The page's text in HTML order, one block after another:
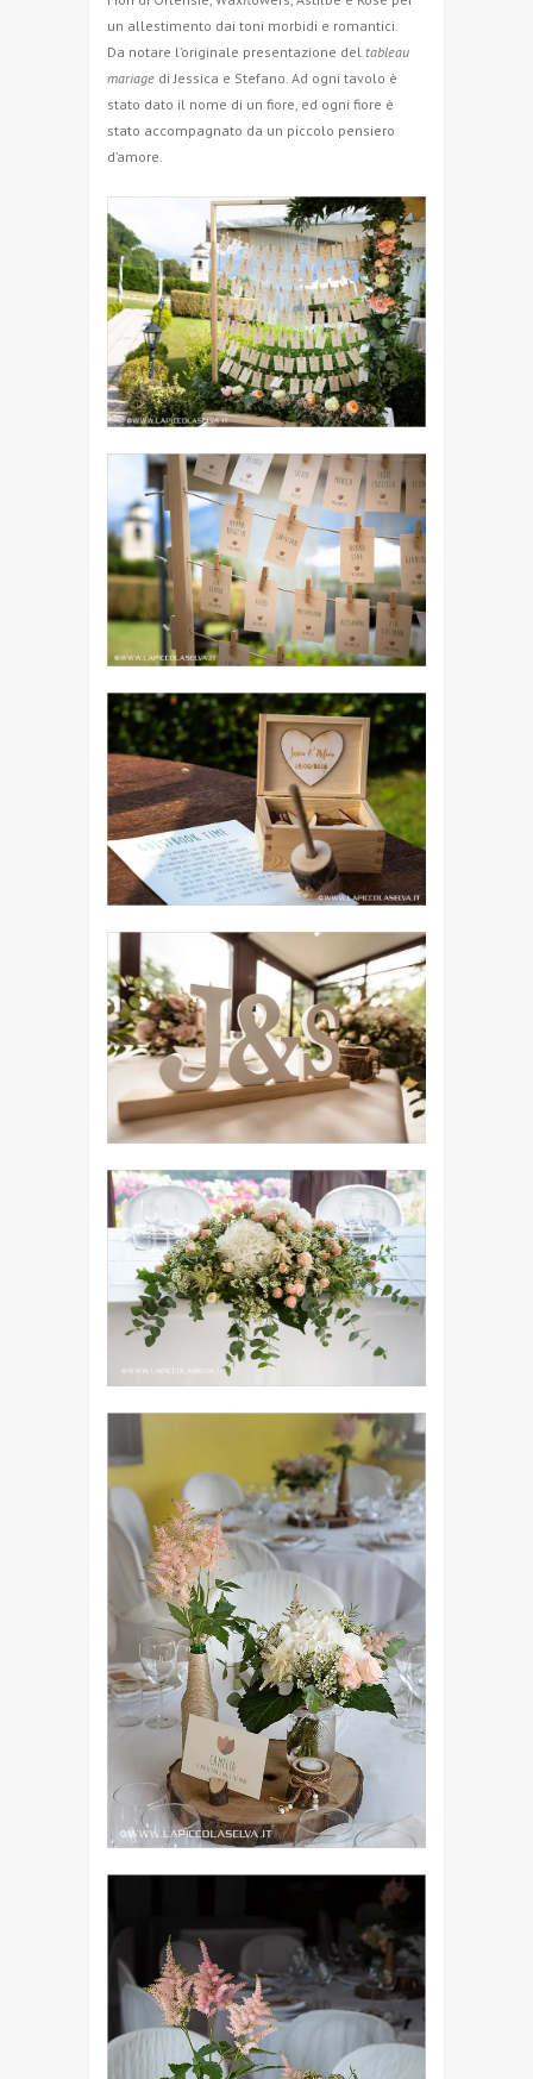
un allestimento dai toni morbidi e romantici.
Da notare l’originale presentazione del tableau
mariage di Jessica e Stefano. Ad ogni tavolo è
stato dato il nome di un fiore, ed ogni fiore è
stato accompagnato da un piccolo pensiero
d’amore.